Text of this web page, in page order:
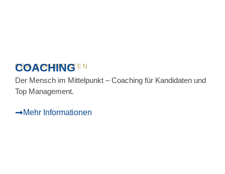
FÜR KANDIDATEN
COACHING
Der Mensch im Mittelpunkt – Coaching für Kandidaten und
Top Management.
Mehr Informationen